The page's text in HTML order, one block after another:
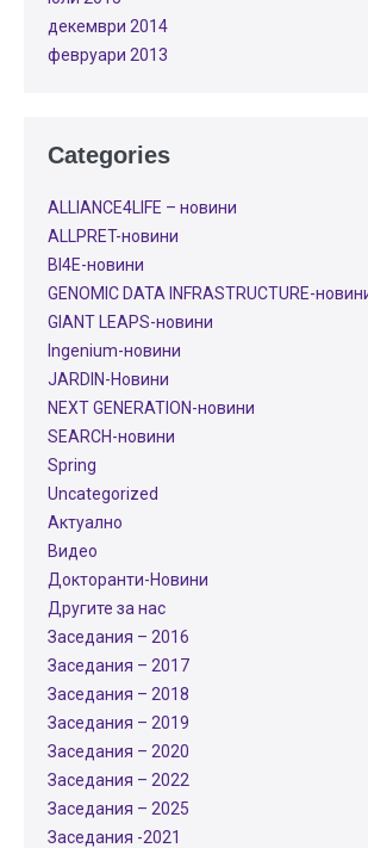
декември 2014
февруари 2013
Categories
ALLIANCE4LIFE​ – новини
ALLPRET-новини
BI4E-новини
GENOMIC DATA INFRASTRUCTURE-
GIANT LEAPS-новини
Ingenium-новини
JARDIN-Новини
NEXT GENERATION-новини
SEARCH-новини
Spring
Uncategorized
Актуално
Видео
Докторанти-Новини
Другите за нас
Заседания – 2016
Заседания – 2017
Заседания – 2018
Заседания – 2019
Заседания – 2020
Заседания – 2022
Заседания – 2025
Заседания -2021